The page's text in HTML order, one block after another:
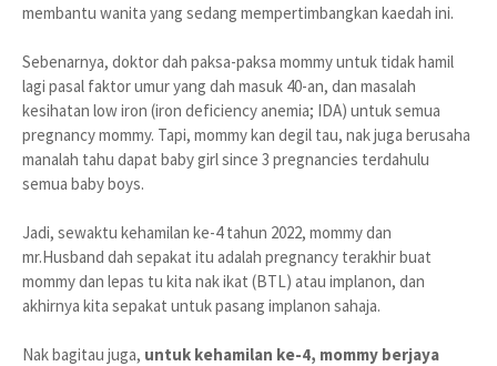
membantu wanita yang sedang mempertimbangkan kaedah ini.
Sebenarnya, doktor dah paksa-paksa mommy untuk tidak hamil
lagi pasal faktor umur yang dah masuk 40-an, dan masalah
kesihatan low iron (iron deficiency anemia; IDA) untuk semua
pregnancy mommy. Tapi, mommy kan degil tau, nak juga berusaha
manalah tahu dapat baby girl since 3 pregnancies terdahulu
semua baby boys.
Jadi, sewaktu kehamilan ke-4 tahun 2022, mommy dan
mr.Husband dah sepakat itu adalah pregnancy terakhir buat
mommy dan lepas tu kita nak ikat (BTL) atau implanon, dan
akhirnya kita sepakat untuk pasang implanon sahaja.
Nak bagitau juga, untuk kehamilan ke-4, mommy berjaya